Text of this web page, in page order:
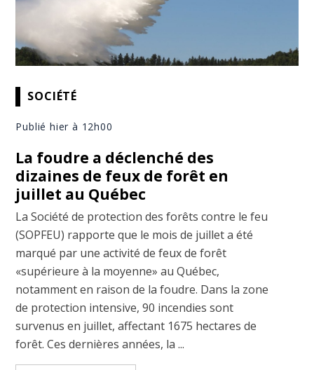
SOCIÉTÉ
Publié hier à 12h00
La foudre a déclenché des
dizaines de feux de forêt en
juillet au Québec
La Société de protection des forêts contre le feu
(SOPFEU) rapporte que le mois de juillet a été
marqué par une activité de feux de forêt
«supérieure à la moyenne» au Québec,
notamment en raison de la foudre. Dans la zone
de protection intensive, 90 incendies sont
survenus en juillet, affectant 1675 hectares de
forêt. Ces dernières années, la ...